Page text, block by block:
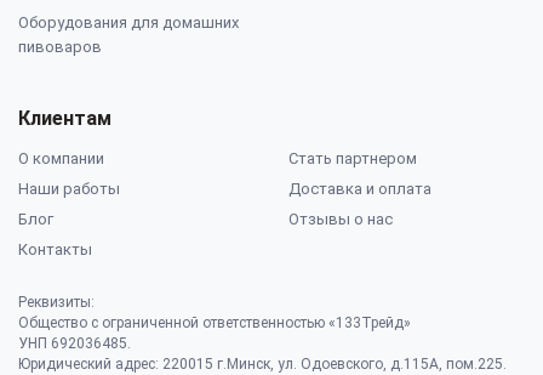
Оборудования для домашних
пивоваров
Клиентам
О компании
Стать партнером
Наши работы
Доставка и оплата
Блог
Отзывы о нас
Контакты
Реквизиты:
Общество с ограниченной ответственностью «133Трейд»
УНП 692036485​.
Юридический адрес: 220015 г.Минск, ул. Одоевского, д.115А, пом.225.